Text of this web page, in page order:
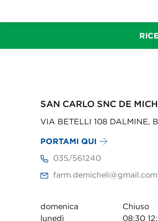
SAN CARLO SNC DE
VIA BETELLI 108 DALMINE,
PORTAMI QUI
035/561240
farm.demicheli@gmail.com
domenica
Chiuso
lunedì
08:30